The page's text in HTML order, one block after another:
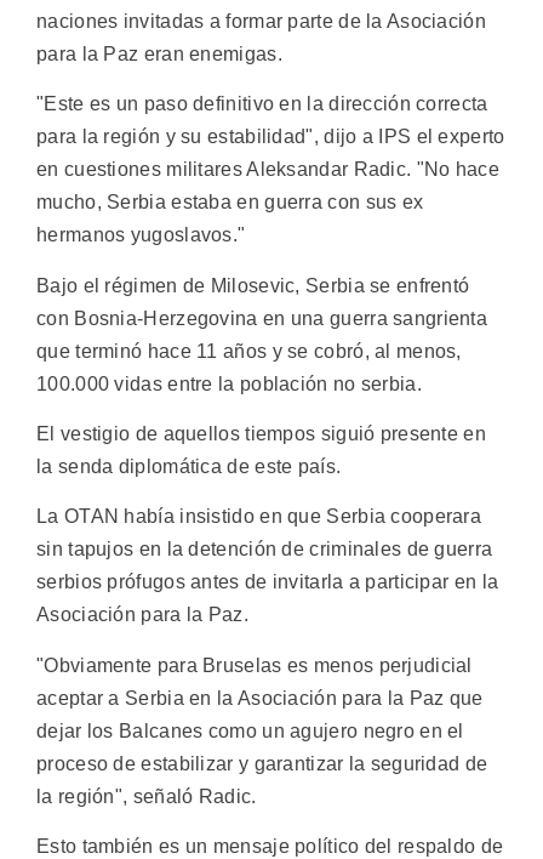
naciones invitadas a formar parte de la Asociación
para la Paz eran enemigas.
"Este es un paso definitivo en la dirección correcta
para la región y su estabilidad", dijo a IPS el experto
en cuestiones militares Aleksandar Radic. "No hace
mucho, Serbia estaba en guerra con sus ex
hermanos yugoslavos."
Bajo el régimen de Milosevic, Serbia se enfrentó
con Bosnia-Herzegovina en una guerra sangrienta
que terminó hace 11 años y se cobró, al menos,
100.000 vidas entre la población no serbia.
El vestigio de aquellos tiempos siguió presente en
la senda diplomática de este país.
La OTAN había insistido en que Serbia cooperara
sin tapujos en la detención de criminales de guerra
serbios prófugos antes de invitarla a participar en la
Asociación para la Paz.
"Obviamente para Bruselas es menos perjudicial
aceptar a Serbia en la Asociación para la Paz que
dejar los Balcanes como un agujero negro en el
proceso de estabilizar y garantizar la seguridad de
la región", señaló Radic.
Esto también es un mensaje político del respaldo de